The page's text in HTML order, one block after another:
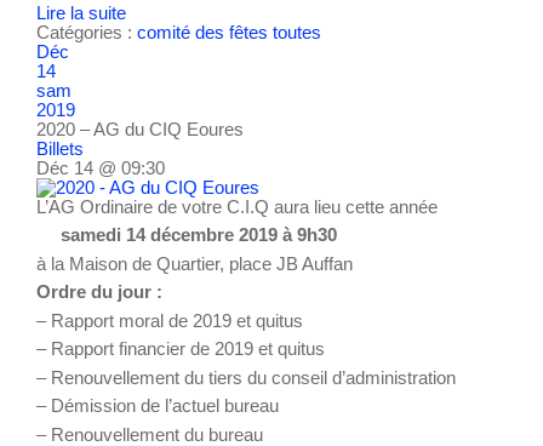
Lire la suite
Catégories : comité des fêtes toutes
Déc
14
sam
2019
2020 – AG du CIQ Eoures
Billets
Déc 14 @ 09:30
L’AG Ordinaire de votre C.I.Q aura lieu cette année
samedi 14 décembre 2019 à 9h30
à la Maison de Quartier, place JB Auffan
Ordre du jour :
– Rapport moral de 2019 et quitus
– Rapport financier de 2019 et quitus
– Renouvellement du tiers du conseil d’administration
– Démission de l’actuel bureau
– Renouvellement du bureau